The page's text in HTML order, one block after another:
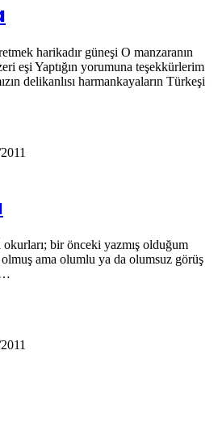
harikadır güneşi O manzaranın
eşi Yaptığın yorumuna teşekkürlerim
delikanlısı harmankayaların Türkeşi
bir önceki yazmış olduğum
ama olumlu ya da olumsuz görüş